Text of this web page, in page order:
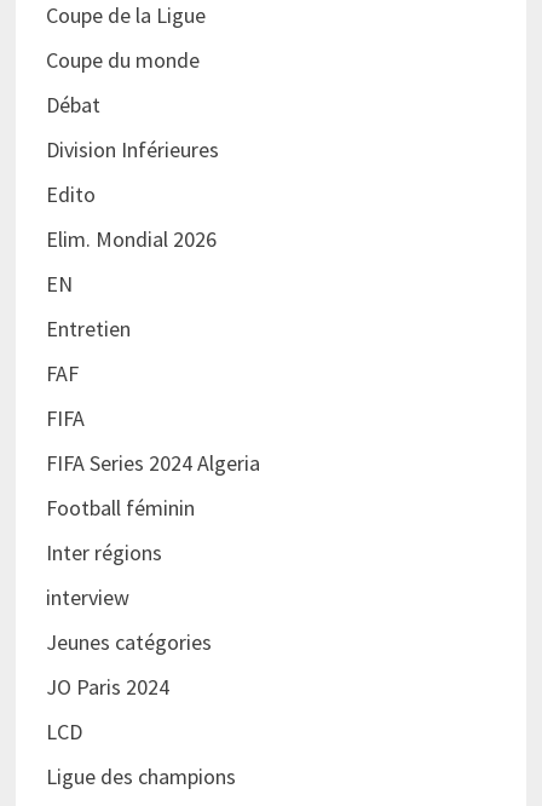
Coupe de la Ligue
Coupe du monde
Débat
Division Inférieures
Edito
Elim. Mondial 2026
EN
Entretien
FAF
FIFA
FIFA Series 2024 Algeria
Football féminin
Inter régions
interview
Jeunes catégories
JO Paris 2024
LCD
Ligue des champions